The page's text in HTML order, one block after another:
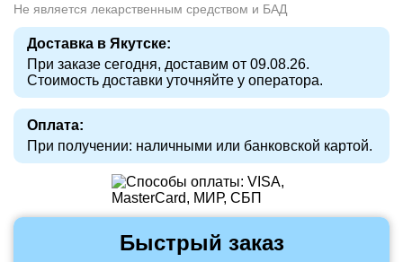
Не является лекарственным средством и БАД
Доставка в Якутске:
При заказе сегодня, доставим от 09.08.26.
Стоимость доставки уточняйте у оператора.
Оплата:
При получении: наличными или банковской картой.
Быстрый заказ